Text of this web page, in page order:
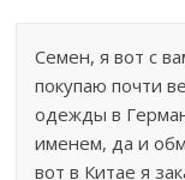
Семен, я вот с
покупаю почти
одежды в
именем, да и
вот в Китае я